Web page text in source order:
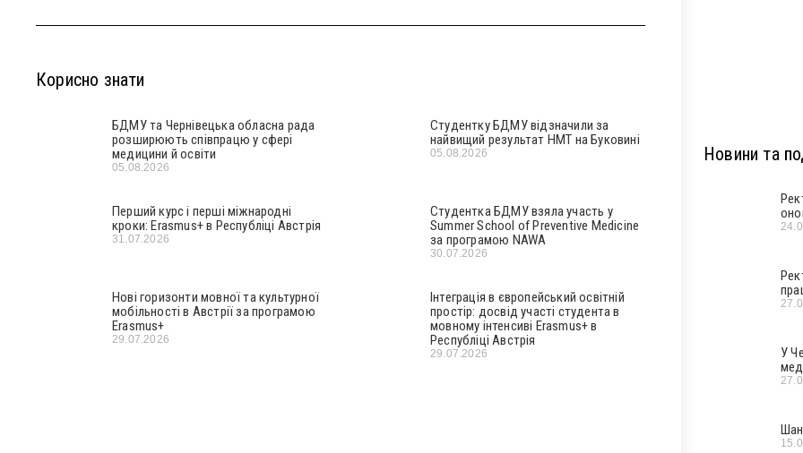
Корисно знати
БДМУ та Чернівецька обласна рада
розширюють співпрацю у сфері
медицини й освіти
05.08.2026
Студентку БДМУ відзначили за
найвищий результат НМТ на Буковині
05.08.2026
Перший курс і перші міжнародні
кроки: Erasmus+ в Республіці Австрія
31.07.2026
Студентка БДМУ взяла участь у
Summer School of Preventive Medicine
за програмою NAWA
30.07.2026
Нові горизонти мовної та культурної
мобільності в Австрії за програмою
Erasmus+
29.07.2026
Інтеграція в європейський освітній
простір: досвід участі студента в
мовному інтенсиві Erasmus+ в
Республіці Австрія
29.07.2026
Новини та
У